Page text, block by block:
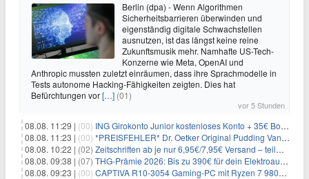
Berlin (dpa) - Wenn Algorithmen
Sicherheitsbarrieren überwinden und
eigenständig digitale Schwachstellen
ausnutzen, ist das längst keine reine
Zukunftsmusik mehr. Namhafte US-Tech-
Konzerne wie Meta, OpenAI und
Anthropic mussten zuletzt einräumen, dass ihre Sprachmodelle in
Tests autonome Hacking-Fähigkeiten zeigten. Dies hat
Befürchtungen vor[…] (01)
vor 5 Stunden
08.08. 11:29 | (00) ING Girokonto Junior kostenloses Konto + 35€ Bonus
08.08. 11:23 | (00) *PREISFEHLER* Dr. Oetker Original Pudding Vanille 22er-Pack für 2,97€
08.08. 10:22 | (02) Zeitschriften ab je nur 6,95€/7,95€ Versand – teilweise selbstkündigend!
08.08. 09:38 | (07) THG-Prämie 2026: Bis zu 390€ für dein Elektroauto mit geld-fuer-eAuto.de
08.08. 09:23 | (00) CAPTIVA R10-3054 Gaming-PC mit Ryzen 7 9800X3D und RTX 5080 für 2.599€